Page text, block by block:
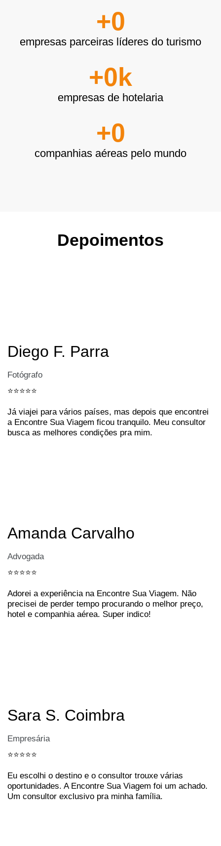
empresas parceiras líderes do turismo
+0
empresas de hotelaria
+0k
companhias aéreas pelo mundo
+0
Depoimentos
Diego F. Parra
Fotógrafo
⭐️⭐️⭐️⭐️⭐️
Já viajei para vários países, mas depois que encontrei
a Encontre Sua Viagem ficou tranquilo. Meu consultor
busca as melhores condições pra mim.
Amanda Carvalho
Advogada
⭐️⭐️⭐️⭐️⭐️
Adorei a experiência na Encontre Sua Viagem. Não
precisei de perder tempo procurando o melhor preço,
hotel e companhia aérea. Super indico!
Sara S. Coimbra
Empresária
⭐️⭐️⭐️⭐️⭐️
Eu escolhi o destino e o consultor trouxe várias
oportunidades. A Encontre Sua Viagem foi um achado.
Um consultor exclusivo pra minha família.